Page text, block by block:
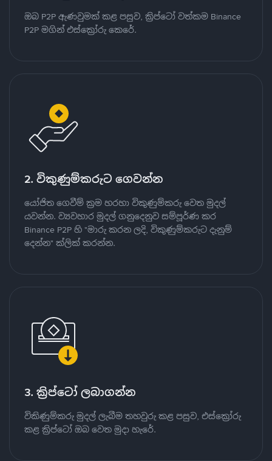
ඔබ P2P ඇණවුමක් කළ පසුව, ක්‍රිප්ටෝ වත්කම Binance
P2P මගින් එස්ක්‍රෝරු කෙරේ.
2. විකුණුම්කරුට ගෙවන්න
යෝජිත ගෙවීම් ක්‍රම හරහා විකුණුම්කරු වෙත මුදල්
යවන්න. ව්‍යවහාර මුදල් ගනුදෙනුව සම්පූර්ණ කර
Binance P2P හි "මාරු කරන ලදි, විකුණුම්කරුට දැනුම්
දෙන්න" ක්ලික් කරන්න.
3. ක්‍රිප්ටෝ ලබාගන්න
විකිණුම්කරු මුදල් ලැබීම තහවුරු කළ පසුව, එස්ක්‍රෝරු
කළ ක්‍රිප්ටෝ ඔබ වෙත මුදා හැරේ.